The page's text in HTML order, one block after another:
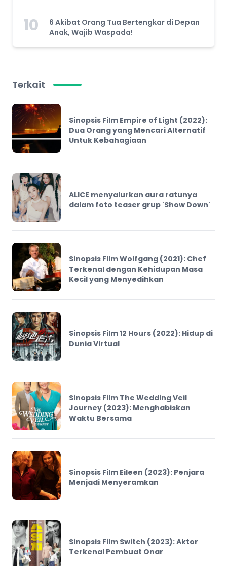
10
6 Akibat Orang Tua Bertengkar di Depan
Anak, Wajib Waspada!
Terkait
Sinopsis Film Empire of Light (2022):
Dua Orang yang Mencari Alternatif
Untuk Kebahagiaan
ALICE menyalurkan aura ratunya
dalam foto teaser grup 'Show Down'
Sinopsis FIlm Wolfgang (2021): Chef
Terkenal dengan Kehidupan Masa
Kecil yang Menyedihkan
Sinopsis Film 12 Hours (2022): Hidup di
Dunia Virtual
Sinopsis Film The Wedding Veil
Journey (2023): Menghabiskan
Waktu Bersama
Sinopsis Film Eileen (2023): Penjara
Menjadi Menyeramkan
Sinopsis Film Switch (2023): Aktor
Terkenal Pembuat Onar